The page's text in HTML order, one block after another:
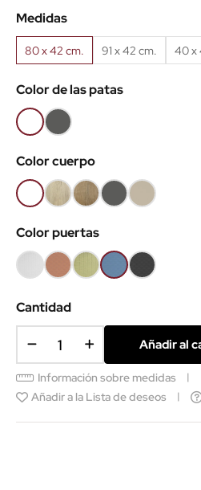
Medidas
80 x 42 cm. 91 x 42 cm. 40 x
Color de las patas
Blanco
(EMB)
Antracita
(EMB)
Color cuerpo
Blanco
(EMB)
Roble
claro
(EMB)
Roble
Nuez
(EMB)
Antracita
(EMB)
Arena
(EMB)
Color puertas
Blanco
texturado
Coral
texturado
Verde
texturado
Azul
texturado
Gris
texturado
Cantidad
Añadir al
Información sobre medidas
Añadir a la Lista de deseos